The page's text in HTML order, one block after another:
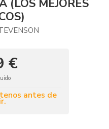
(LOS MEJORES
€
antes de